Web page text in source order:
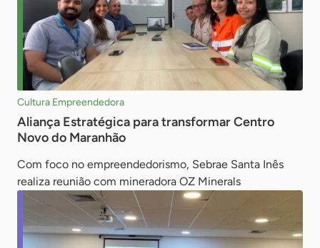
Cultura Empreendedora
Aliança Estratégica para transformar Centro
Novo do Maranhão
Com foco no empreendedorismo, Sebrae Santa Inês
realiza reunião com mineradora OZ Minerals